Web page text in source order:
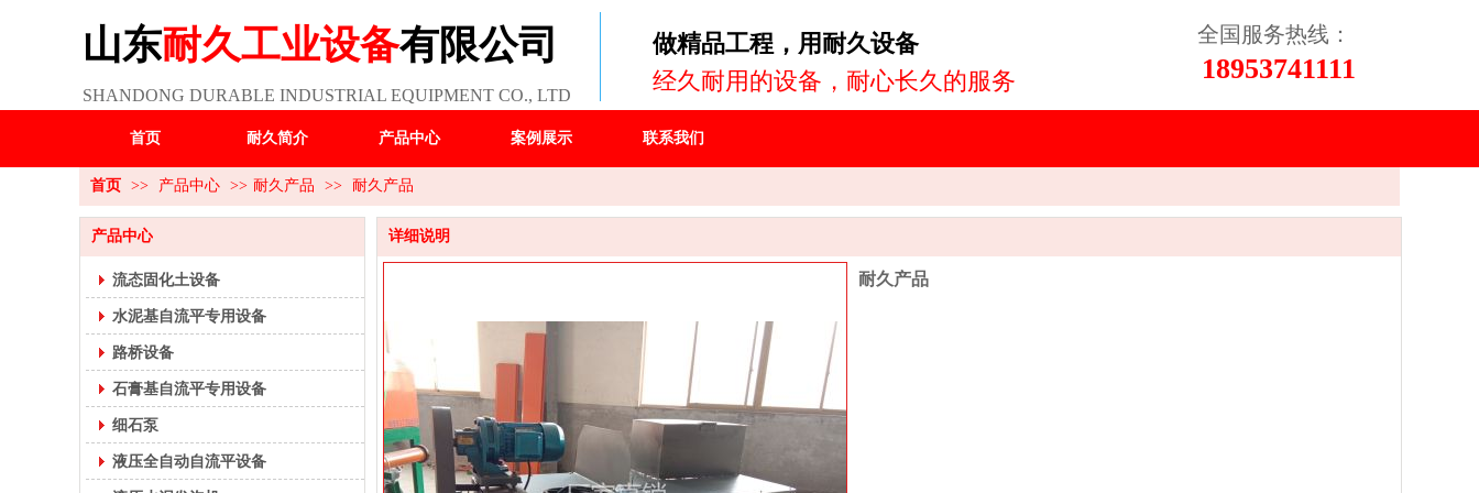
山东耐久工业设备有限公司
SHANDONG DURABLE INDUSTRIAL EQUIPMENT CO., LTD
做精品工程，用耐久设备
经久耐用的设备，耐心长久的服务
18953741111
全国服务热线：
首页 耐久简介 产品中心 案例展示 联系我们
首页 >> 产品中心 >> 耐久产品 >> 耐久产品
产品中心
流态固化土设备
水泥基自流平专用设备
路桥设备
石膏基自流平专用设备
细石泵
液压全自动自流平设备
详细说明
耐久产品